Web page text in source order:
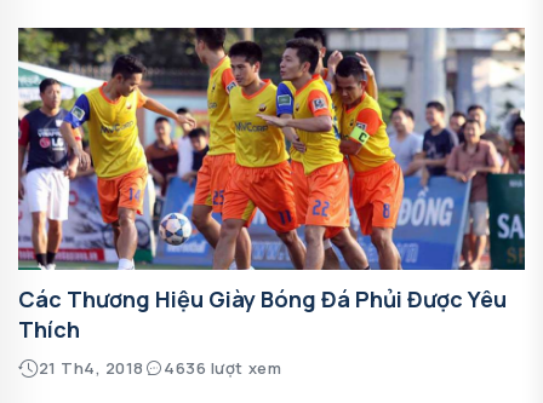
Các Thương Hiệu Giày Bóng Đá Phủi Được Yêu
Thích
21 Th4, 2018 4636 lượt xem